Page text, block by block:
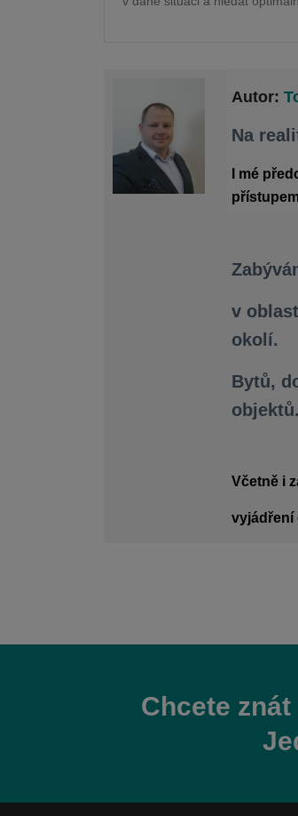
Autor:
Na
I mé
v
okolí.
Bytů,
objektů.
Včetně i
vyjádření
Chcete